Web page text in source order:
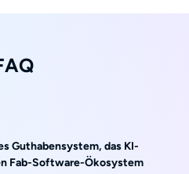
Guthabensystem, das KI-
Fab-Software-Ökosystem